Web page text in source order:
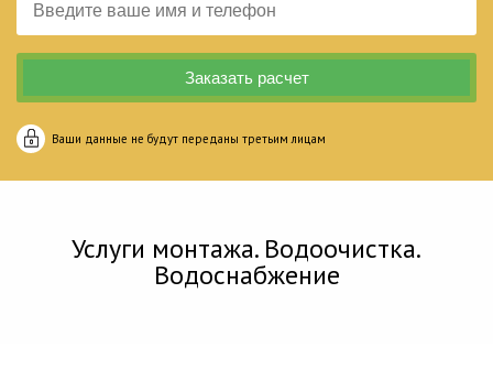
Ваши данные не будут переданы третьим лицам
Услуги монтажа. Водоочистка.
Водоснабжение